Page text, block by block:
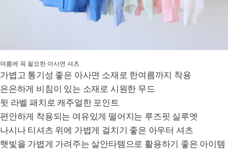
여름에 꼭 필요한 아사면 셔츠
가볍고 통기성 좋은 아사면 소재로 한여름까지 착용
은은하게 비침이 있는 소재로 시원한 무드
뒷 라벨 패치로 캐주얼한 포인트
편안하게 착용되는 여유있게 떨어지는 루즈핏 실루엣
나시나 티셔츠 위에 가볍게 걸치기 좋은 아우터 셔츠
햇빛을 가볍게 가려주는 살안타템으로 활용하기 좋은 아이템